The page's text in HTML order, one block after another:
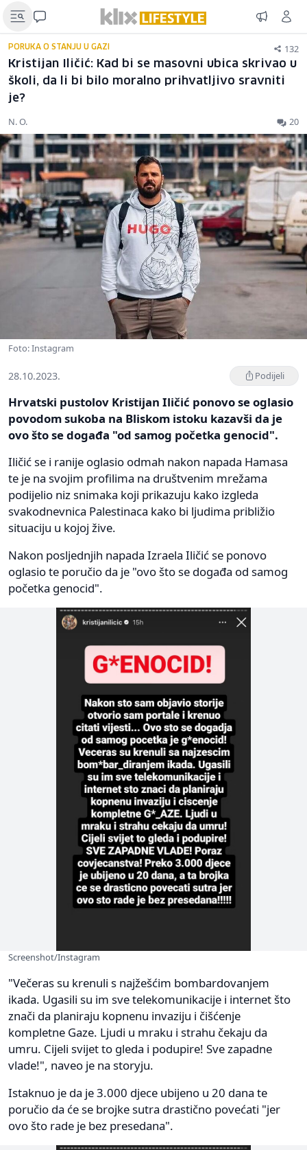
PORUKA O STANJU U GAZI 132
Kristijan Iličić: Kad bi se masovni ubica skrivao u
školi, da li bi bilo moralno prihvatljivo sravniti
je?
N. O. 20
Foto: Instagram
28.10.2023. Podijeli
Hrvatski pustolov Kristijan Iličić ponovo se oglasio
povodom sukoba na Bliskom istoku kazavši da je
ovo što se događa "od samog početka genocid".
Iličić se i ranije oglasio odmah nakon napada Hamasa
te je na svojim profilima na društvenim mrežama
podijelio niz snimaka koji prikazuju kako izgleda
svakodnevnica Palestinaca kako bi ljudima približio
situaciju u kojoj žive.
Nakon posljednjih napada Izraela Iličić se ponovo
oglasio te poručio da je "ovo što se događa od samog
početka genocid".
Screenshot/Instagram
"Večeras su krenuli s najžešćim bombardovanjem
ikada. Ugasili su im sve telekomunikacije i internet što
znači da planiraju kopnenu invaziju i čišćenje
kompletne Gaze. Ljudi u mraku i strahu čekaju da
umru. Cijeli svijet to gleda i podupire! Sve zapadne
vlade!", naveo je na storyju.
Istaknuo je da je 3.000 djece ubijeno u 20 dana te
poručio da će se brojke sutra drastično povećati "jer
ovo što rade je bez presedana".